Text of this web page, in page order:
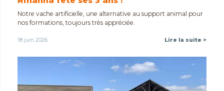
Notre vache artificielle, une alternative au support animal pour
nos formations, toujours très appréciée.
18 juin 2026 Lire la suite >